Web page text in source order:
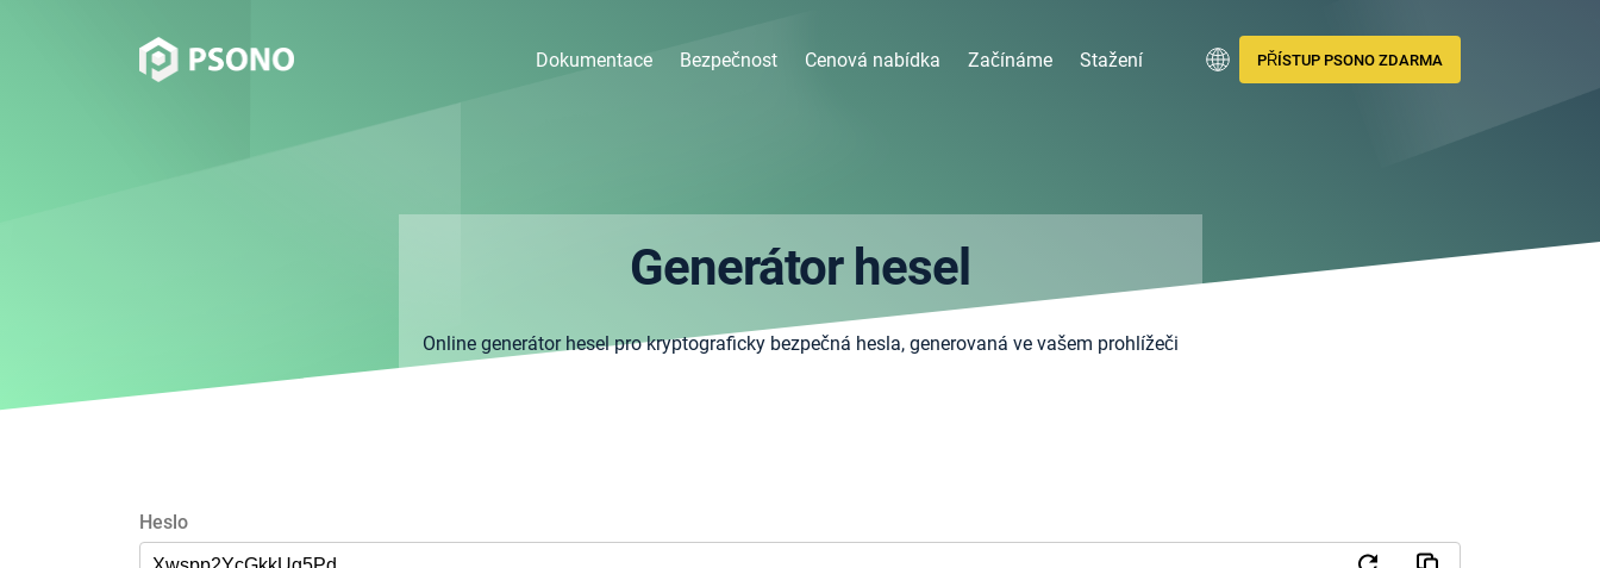
Dokumentace Bezpečnost Cenová nabídka Začínáme Stažení PŘÍSTUP PSONO ZDARMA
Generátor hesel
Online generátor hesel pro kryptograficky bezpečná hesla, generovaná ve vašem prohlížeči
Heslo